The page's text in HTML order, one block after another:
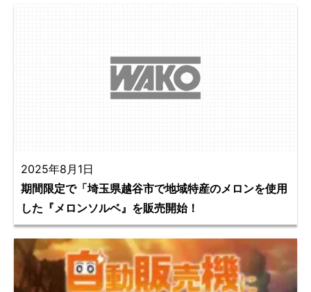
2025年8月1日
期間限定で「埼玉県越谷市で地域特産のメロンを使用
した『メロンソルベ』を販売開始！